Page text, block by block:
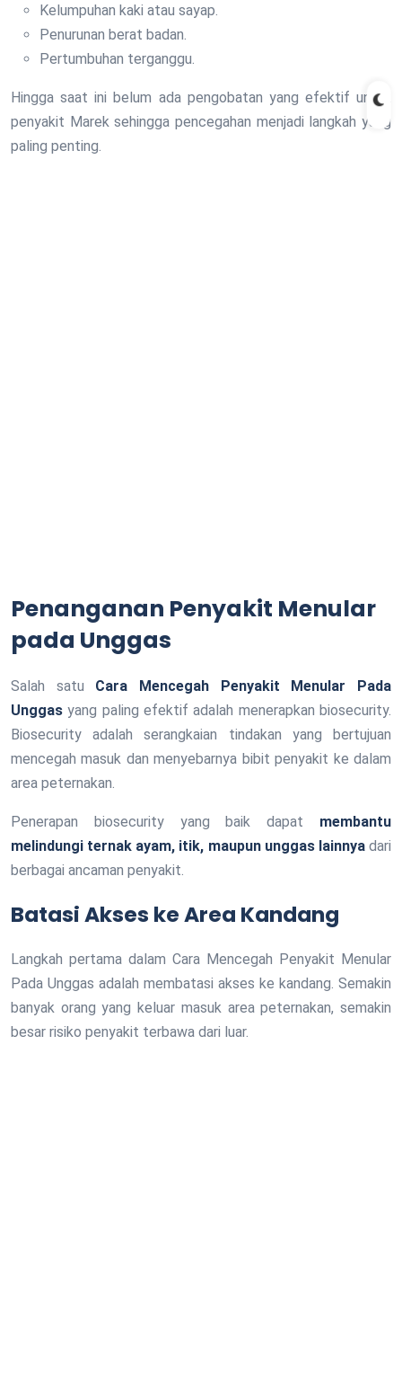
Kelumpuhan kaki atau sayap.
Penurunan berat badan.
Pertumbuhan terganggu.
Hingga saat ini belum ada pengobatan yang efektif untuk
penyakit Marek sehingga pencegahan menjadi langkah yang
paling penting.
Penanganan Penyakit Menular
pada Unggas
Salah satu Cara Mencegah Penyakit Menular Pada
Unggas yang paling efektif adalah menerapkan biosecurity.
Biosecurity adalah serangkaian tindakan yang bertujuan
mencegah masuk dan menyebarnya bibit penyakit ke dalam
area peternakan.
Penerapan biosecurity yang baik dapat membantu
melindungi ternak ayam, itik, maupun unggas lainnyadari
berbagai ancaman penyakit.
Batasi Akses ke Area Kandang
Langkah pertama dalam Cara Mencegah Penyakit Menular
Pada Unggas adalah membatasi akses ke kandang. Semakin
banyak orang yang keluar masuk area peternakan, semakin
besar risiko penyakit terbawa dari luar.